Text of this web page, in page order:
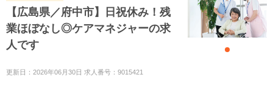
【広島県／府中市】日祝休み！残
業ほぼなし◎ケアマネジャーの求
人です
更新日：2026年06月30日 求人番号：9015421